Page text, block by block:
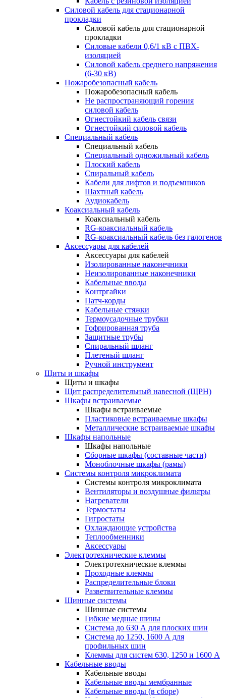
Силовой кабель для стационарной
прокладки
Силовой кабель для стационарной
прокладки
Силовые кабели 0,6/1 кВ с ПВХ-
изоляцией
Силовой кабель среднего напряжения
(6-30 кВ)
Пожаробезопасный кабель
Пожаробезопасный кабель
Не распространяющий горения
силовой кабель
Огнестойкий кабель связи
Огнестойкий силовой кабель
Специальный кабель
Специальный кабель
Специальный одножильный кабель
Плоский кабель
Спиральный кабель
Кабели для лифтов и подъемников
Шахтный кабель
Аудиокабель
Коаксиальный кабель
Коаксиальный кабель
RG-коаксиальный кабель
RG-коаксиальный кабель без галогенов
Аксессуары для кабелей
Аксессуары для кабелей
Изолированные наконечники
Неизолированные наконечники
Кабельные вводы
Контргайки
Патч-корды
Кабельные стяжки
Термоусадочные трубки
Гофрированная труба
Защитные трубы
Спиральный шланг
Плетеный шланг
Ручной инструмент
Щиты и шкафы
Щиты и шкафы
Щит распределительный навесной (ЩРН)
Шкафы встраиваемые
Шкафы встраиваемые
Пластиковые встраиваемые шкафы
Металлические встраиваемые шкафы
Шкафы напольные
Шкафы напольные
Сборные шкафы (составные части)
Моноблочные шкафы (рамы)
Системы контроля микроклимата
Системы контроля микроклимата
Вентиляторы и воздушные фильтры
Нагреватели
Термостаты
Гигростаты
Охлаждающие устройства
Теплообменники
Аксессуары
Электротехнические клеммы
Электротехнические клеммы
Проходные клеммы
Распределительные блоки
Разветвительные клеммы
Шинные системы
Шинные системы
Гибкие медные шины
Система до 630 А для плоских шин
Система до 1250, 1600 А для
профильных шин
Клеммы для систем 630, 1250 и 1600 А
Кабельные вводы
Кабельные вводы
Кабельные вводы мембранные
Кабельные вводы (в сборе)